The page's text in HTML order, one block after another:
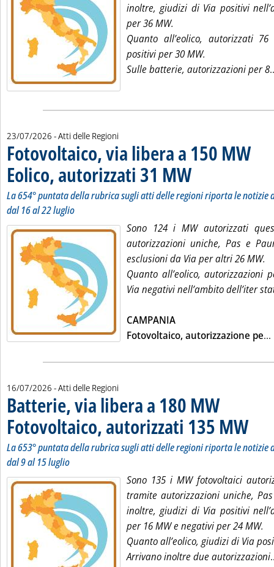
inoltre, giudizi di Via positivi
per 36 MW.
Quanto all’eolico, autorizzati
positivi per 30 MW.
Sulle batterie, autorizzazioni per 8
23/07/2026 - Atti delle Regioni
Fotovoltaico, via libera a 150 MW
Eolico, autorizzati 31 MW. Sottotitolo: La 654°
. Pubblicata giovedì 23
La 654° puntata della rubrica sugli atti delle regioni riporta le
dal 16 al 22 luglio
Sono 124 i MW autorizzati
autorizzazioni uniche, Pas e
esclusioni da Via per altri 26 MW.
Quanto all’eolico, autorizzazioni
Via negativi nell’ambito dell’iter
CAMPANIA
Fotovoltaico, autorizzazione pe...
16/07/2026 - Atti delle Regioni
Batterie, via libera a 180 MW
Fotovoltaico, autorizzati 135 MW..
La 653° puntata della rubrica sugli atti delle regioni riporta le
dal 9 al 15 luglio
Sono 135 i MW fotovoltaici
tramite autorizzazioni uniche,
inoltre, giudizi di Via positivi
per 16 MW e negativi per 24 MW.
Quanto all’eolico, giudizi di Via
Arrivano inoltre due autorizzazioni